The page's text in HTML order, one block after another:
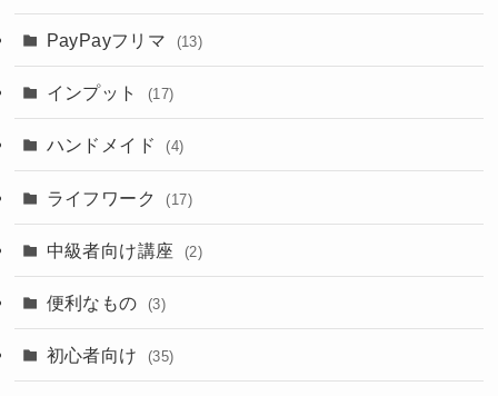
PayPayフリマ (13)
インプット (17)
ハンドメイド (4)
ライフワーク (17)
中級者向け講座 (2)
便利なもの (3)
初心者向け (35)